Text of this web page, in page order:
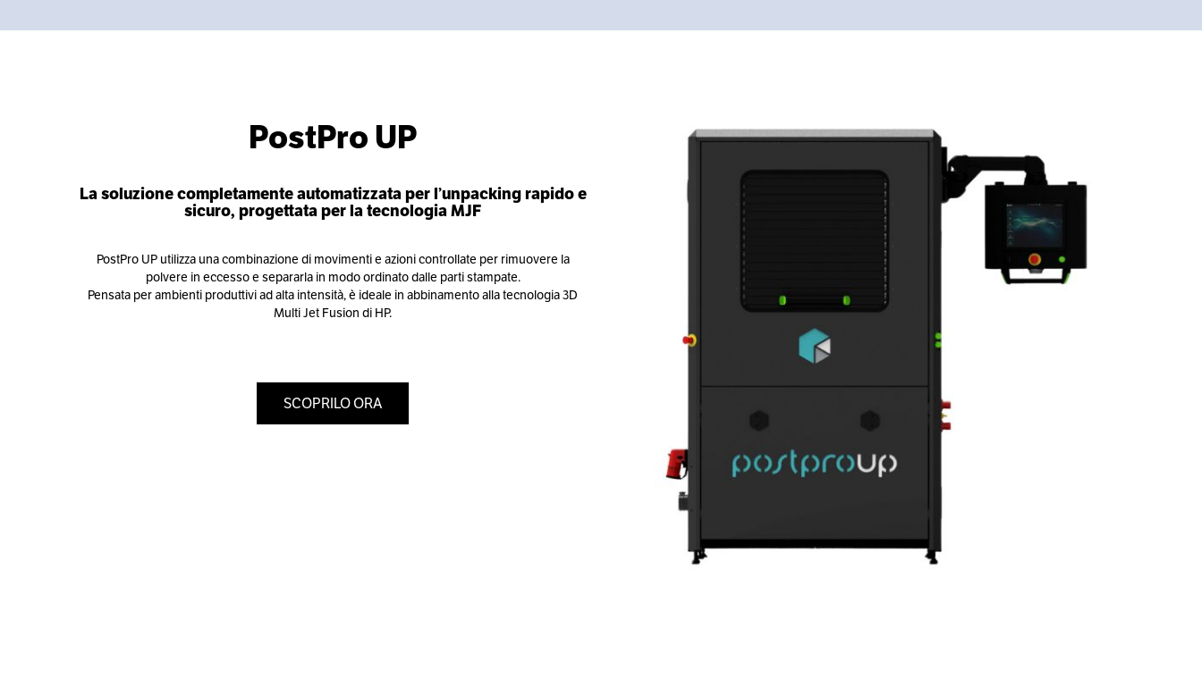
PostPro UP
La soluzione completamente automatizzata per l’unpacking rapido e
sicuro, progettata per la tecnologia MJF
PostPro UP utilizza una combinazione di movimenti e azioni controllate per rimuovere la
polvere in eccesso e separarla in modo ordinato dalle parti stampate.
Pensata per ambienti produttivi ad alta intensità, è ideale in abbinamento alla tecnologia 3D
Multi Jet Fusion di HP.
SCOPRILO ORA